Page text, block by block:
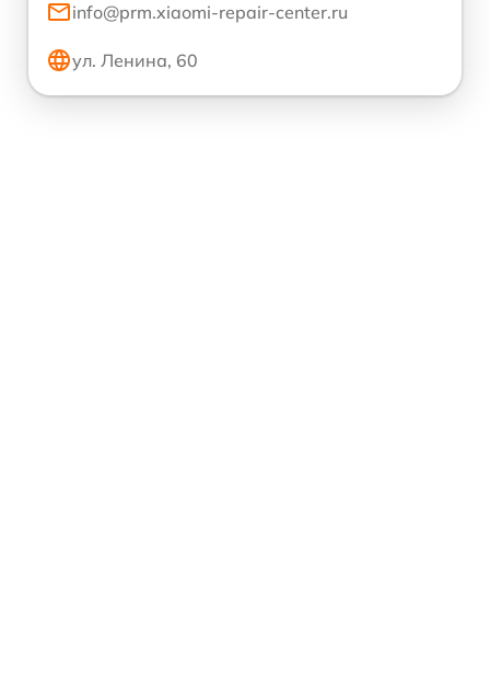
info@prm.xiaomi-repair-center.ru
ул. Ленина, 60